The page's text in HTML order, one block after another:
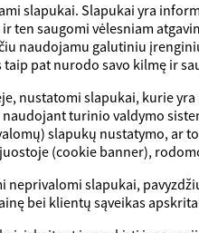
slapukai. Slapukai yra
ten saugomi vėlesniam
naudojamu galutiniu
taip pat nurodo savo kilmę ir
nustatomi slapukai, kurie
turinio valdymo
slapukų nustatymo, ar
(cookie banner),
neprivalomi slapukai,
bei klientų sąveikas